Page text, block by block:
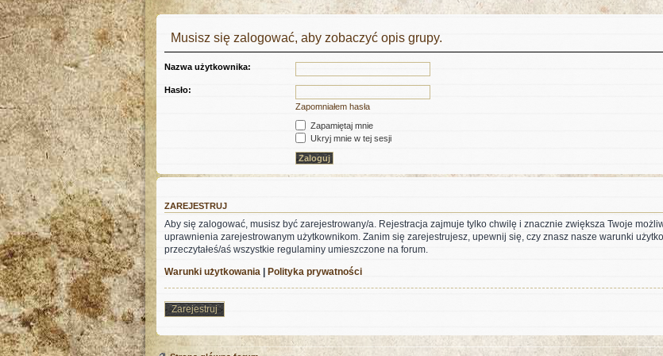
Musisz się zalogować, aby zobaczyć opis grupy.
Nazwa użytkownika:
Hasło:
Zapomniałem hasła
Zapamiętaj mnie
Ukryj mnie w tej sesji
ZAREJESTRUJ
Aby się zalogować, musisz być zarejestrowany/a. Rejestracja zajmuje tylko chwilę i znacznie zwiększa Twoje
uprawnienia zarejestrowanym użytkownikom. Zanim się zarejestrujesz, upewnij się, czy znasz nasze warunki
przeczytałeś/aś wszystkie regulaminy umieszczone na forum.
Warunki użytkowania | Polityka prywatności
Zarejestruj